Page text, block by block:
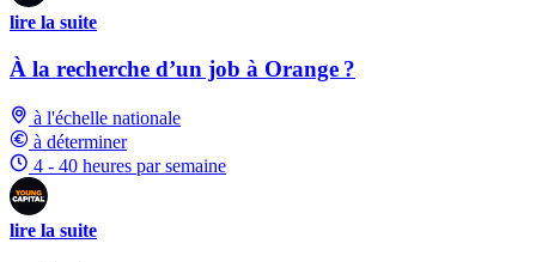
lire la suite
À la recherche d’un job à Orange ?
à l'échelle nationale
à déterminer
4 - 40 heures par semaine
lire la suite